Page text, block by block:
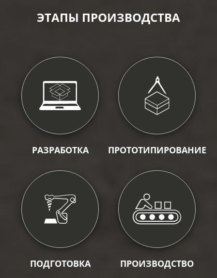
ЭТАПЫ ПРОИЗВОДСТВА
РАЗРАБОТКА ПРОТОТИПИРОВАНИЕ
ПОДГОТОВКА ПРОИЗВОДСТВО